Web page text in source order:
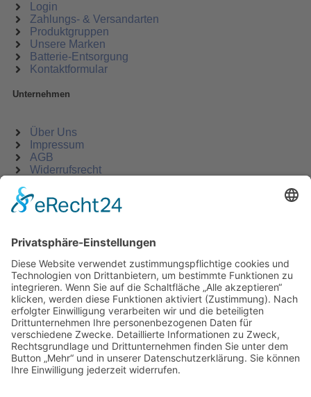
Login
Zahlungs- & Versandarten
Produktgruppen
Unsere Marken
Batterie-Entsorgung
Kontaktformular
Unternehmen
Über Uns
Impressum
AGB
Widerrufsrecht
KATEGORIEN
ÜBER UNS